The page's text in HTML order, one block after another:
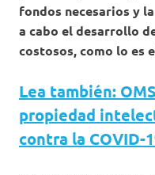
fondos necesarios y
a cabo el desarrollo
costosos, como lo es
Lea también:
propiedad
contra la COVID-